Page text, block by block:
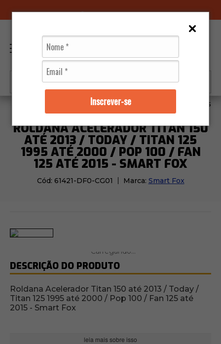
Inscrever-se
Guidão Roldana Acelerador Titan 150
ROLDANA ACELERADOR TITAN 150
ATÉ 2013 / TODAY / TITAN 125
1995 ATÉ 2000 / POP 100 / FAN
125 ATÉ 2015 - SMART FOX
Cód: 61421-DF0-CG01 Marca: Smart Fox
DESCRIÇÃO DO PRODUTO
Roldana Acelerador Titan 150 até 2013 / Today /
Titan 125 1995 até 2000 / Pop 100 / Fan 125 até
2015 - Smart Fox
leia mais sobre isso